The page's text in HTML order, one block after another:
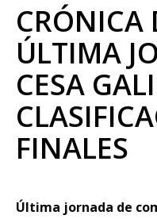
CRÓNICA
ÚLTIMA
CESA
FINALES
Última jornada de